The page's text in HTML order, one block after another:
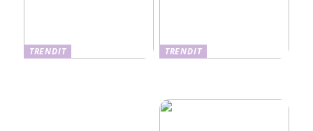
TRENDIT
TRENDIT